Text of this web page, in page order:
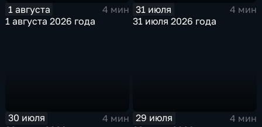
1 августа
4 мин
1 августа 2026 года
31 июля
4 мин
31 июля 2026 года
30 июля
4 мин
29 июля
4 мин